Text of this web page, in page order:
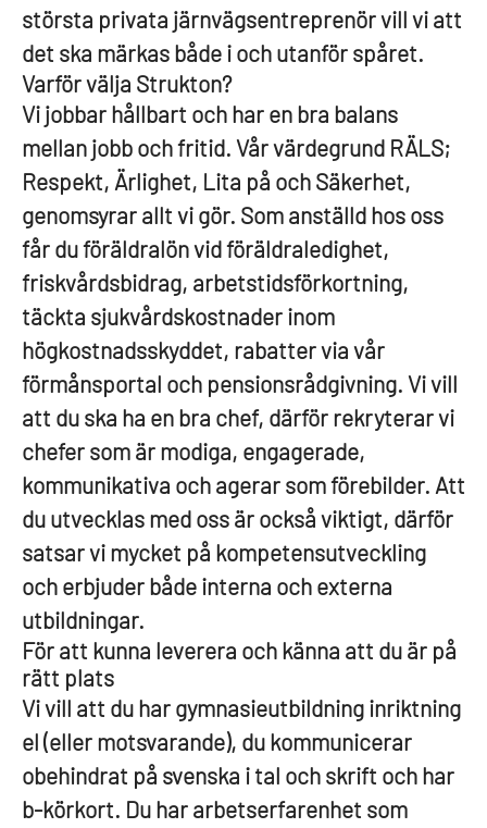
största privata järnvägsentreprenör vill vi att
det ska märkas både i och utanför spåret.
Varför välja Strukton?
Vi jobbar hållbart och har en bra balans
mellan jobb och fritid. Vår värdegrund RÄLS;
Respekt, Ärlighet, Lita på och Säkerhet,
genomsyrar allt vi gör. Som anställd hos oss
får du föräldralön vid föräldraledighet,
friskvårdsbidrag, arbetstidsförkortning,
täckta sjukvårdskostnader inom
högkostnadsskyddet, rabatter via vår
förmånsportal och pensionsrådgivning. Vi vill
att du ska ha en bra chef, därför rekryterar vi
chefer som är modiga, engagerade,
kommunikativa och agerar som förebilder. Att
du utvecklas med oss är också viktigt, därför
satsar vi mycket på kompetensutveckling
och erbjuder både interna och externa
utbildningar.
För att kunna leverera och känna att du är på
rätt plats
Vi vill att du har gymnasieutbildning inriktning
el (eller motsvarande), du kommunicerar
obehindrat på svenska i tal och skrift och har
b-körkort. Du har arbetserfarenhet som